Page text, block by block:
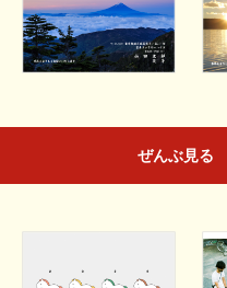
ぜんぶ見る